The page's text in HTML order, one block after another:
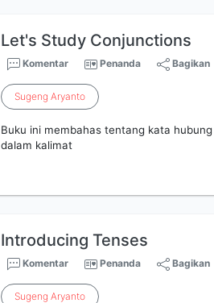
Let's Study Conjunctions
Komentar Penanda Bagikan
Sugeng Aryanto
Buku ini membahas tentang kata
dalam kalimat
Introducing Tenses
Komentar Penanda Bagikan
Sugeng Aryanto